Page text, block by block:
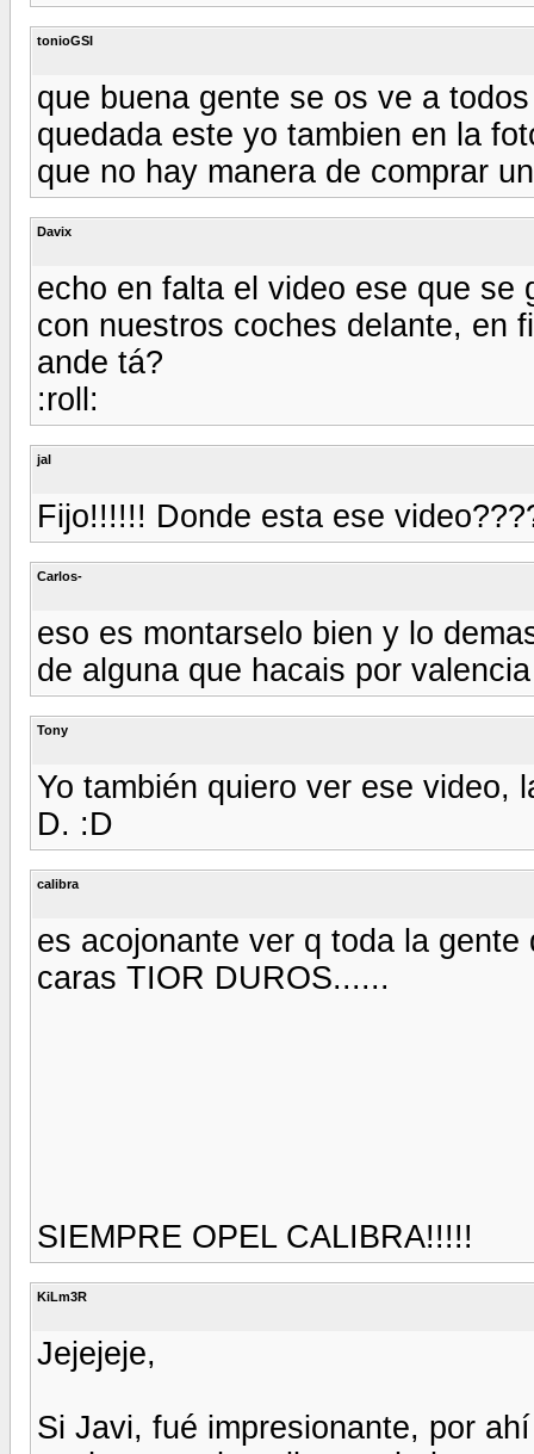
tonioGSI
que buena gente se os ve a
quedada este yo tambien en la
que no hay manera de comprar
Davix
echo en falta el video ese que se
con nuestros coches delante, en
ande tá?
:roll:
jal
Fijo!!!!!! Donde esta ese
Carlos-
eso es montarselo bien y lo
de alguna que hacais por
Tony
Yo también quiero ver ese video,
D. :D
calibra
es acojonante ver q toda la
caras TIOR DUROS......
SIEMPRE OPEL CALIBRA!!!!!
KiLm3R
Jejejeje,
Si Javi, fué impresionante, por